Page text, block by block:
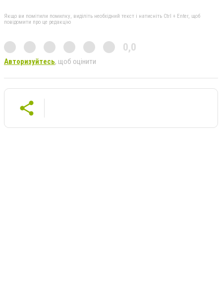
Якщо ви помітили помилку, виділіть необхідний текст і натисніть Ctrl + Enter, щоб
повідомити про це редакцію
0,0
Авторизуйтесь, щоб оцінити